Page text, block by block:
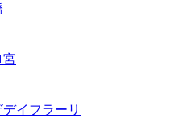
宮
イフラーリ